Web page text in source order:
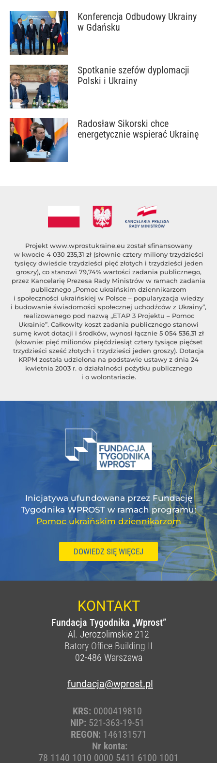
Konferencja Odbudowy Ukrainy
w Gdańsku
Spotkanie szefów dyplomacji
Polski i Ukrainy
Radosław Sikorski chce
energetycznie wspierać Ukrainę
Projekt www.wprostukraine.eu został sfinansowany
w kwocie 4 030 235,31 zł (słownie cztery miliony trzydzieści
tysięcy dwieście trzydzieści pięć złotych i trzydzieści jeden
groszy), co stanowi 79,74% wartości zadania publicznego,
przez Kancelarię Prezesa Rady Ministrów w ramach zadania
publicznego „Pomoc ukraińskim dziennikarzom
i społeczności ukraińskiej w Polsce – popularyzacja wiedzy
i budowanie świadomości społecznej uchodźców z Ukrainy”,
realizowanego pod nazwą „ETAP 3 Projektu – Pomoc
Ukrainie”. Całkowity koszt zadania publicznego stanowi
sumę kwot dotacji i środków, wynosi łącznie 5 054 536,31 zł
(słownie: pięć milionów pięćdziesiąt cztery tysiące pięćset
trzydzieści sześć złotych i trzydzieści jeden groszy). Dotacja
KRPM została udzielona na podstawie ustawy z dnia 24
kwietnia 2003 r. o działalności pożytku publicznego
i o wolontariacie.
Inicjatywa ufundowana przez Fundację
Tygodnika WPROST w ramach programu:
Pomoc ukraińskim dziennikarzom
DOWIEDZ SIĘ WIĘCEJ
KONTAKT
Fundacja Tygodnika „Wprost”
Al. Jerozolimskie 212
Batory Office Building II
02-486 Warszawa
fundacja@wprost.pl
KRS: 0000419810
NIP: 521-363-19-51
REGON: 146131571
Nr konta:
78 1140 1010 0000 5411 6100 1001